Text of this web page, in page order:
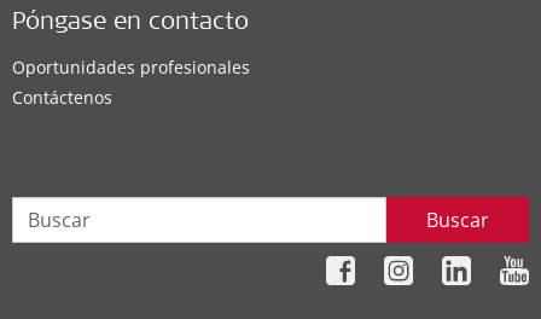
Póngase en contacto
Oportunidades profesionales
Contáctenos
Buscar